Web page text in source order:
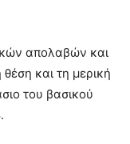
απολαβών και
και τη μερική
του βασικού